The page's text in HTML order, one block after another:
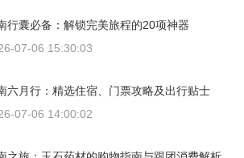
行囊必备：解锁完美旅程的20项神器
07-06 15:30:03
六月行：精选住宿、门票攻略及出行贴士
07-06 14:00:02